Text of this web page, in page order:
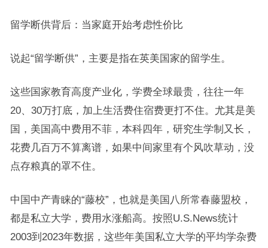
留学断供背后：当家庭开始考虑性价比
说起“留学断供”，主要是指在英美国家的留学生。
这些国家教育高度产业化，学费全球最贵，往往一年
20、30万打底，加上生活费住宿费更打不住。尤其是美
国，美国高中费用不菲，本科四年，研究生学制又长，
花费几百万不算离谱，如果中间家里有个风吹草动，没
点存粮真的罩不住。
中国中产青睐的“藤校”，也就是美国八所常春藤盟校，
都是私立大学，费用水涨船高。按照U.S.News统计
2003到2023年数据，这些年美国私立大学的平均学杂费